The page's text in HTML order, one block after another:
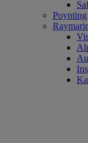
Poynting